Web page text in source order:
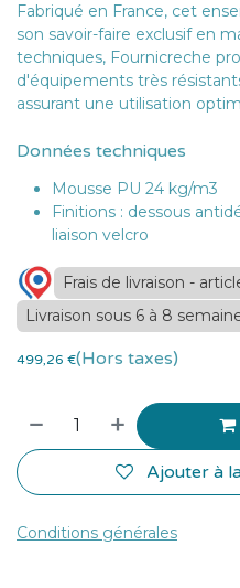
Fabriqué en France, cet
son savoir-faire exclusif en
techniques, Fournicreche
d'équipements très
assurant une utilisation
Données techniques
Mousse PU 24 kg/m3
Finitions : dessous
liaison velcro
Frais de livraison -
Livraison sous 6 à 8
499,26 €(Hors taxes)
Ajouter à
Conditions générales